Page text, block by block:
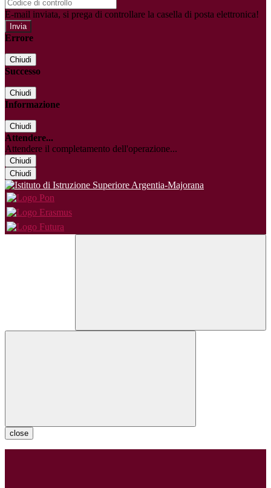
E-mail inviata, si prega di controllare la casella di posta elettronica!
Errore
Chiudi
Successo
Chiudi
Informazione
Chiudi
Attendere...
Attendere il completamento dell'operazione...
Chiudi
Chiudi
close